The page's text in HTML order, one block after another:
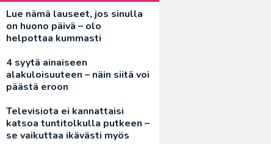
Lue nämä lauseet, jos sinulla
on huono päivä – olo
helpottaa kummasti
4 syytä ainaiseen
alakuloisuuteen – näin siitä voi
päästä eroon
Televisiota ei kannattaisi
katsoa tuntitolkulla putkeen –
se vaikuttaa ikävästi myös